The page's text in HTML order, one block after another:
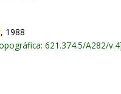
, 1988
621.374.5/A282/v.4